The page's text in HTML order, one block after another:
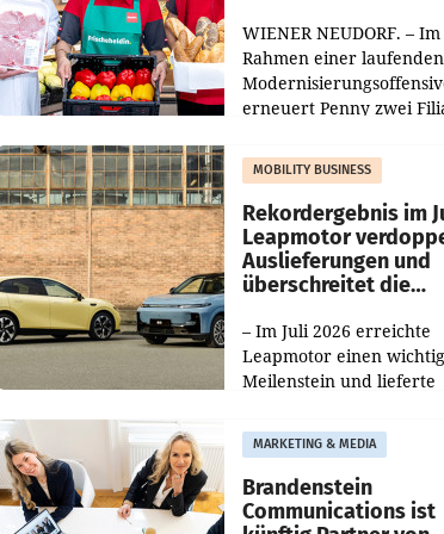
WIENER NEUDORF. – Im
Rahmen einer laufenden
erneuert Penny zwei
Die beiden Standorte
Haag sowie im rund
MOBILITY BUSINESS
Rekordergebnis im
Leapmotor
Auslieferungen und
überschreitet die
– Im Juli 2026 erreichte
Leapmotor einen
Meilenstein und lieferte
aus, womit sich das
gegenüber Juli 2025
verdoppelte (+102
MARKETING & MEDIA
Brandenstein
Communications ist